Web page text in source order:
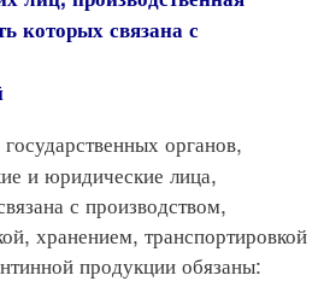
связана с
органов,
и юридические лица,
с производством,
хранением, транспортировкой
продукции обязаны: